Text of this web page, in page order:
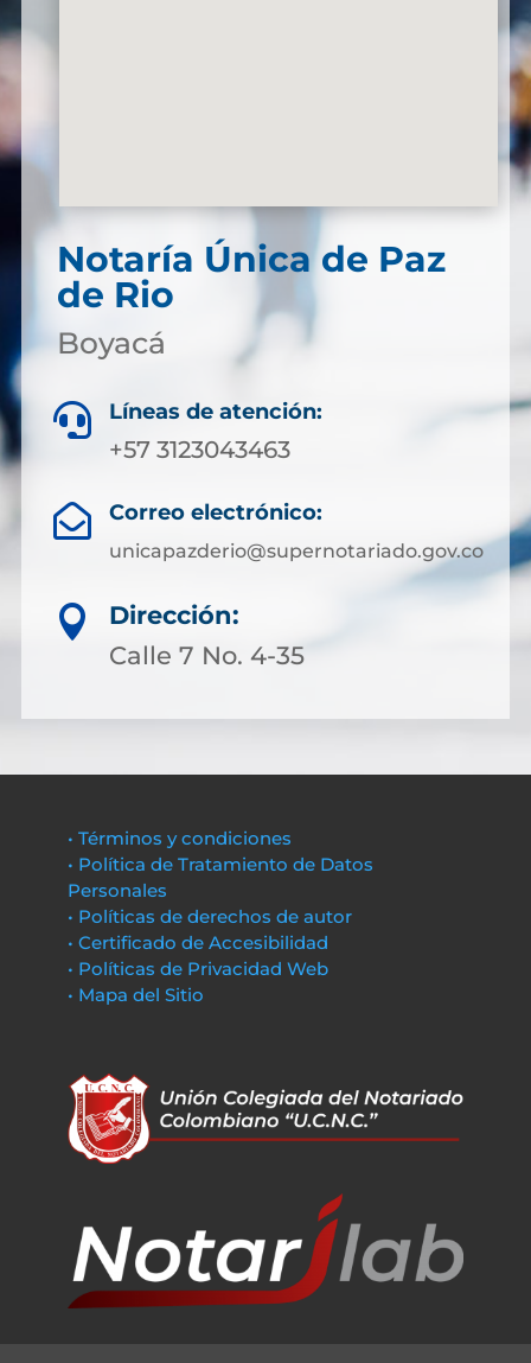
Notaría Única de Paz
de Rio
Boyacá
 Líneas de atención:
+57 3123043463
 Correo electrónico:
unicapazderio@supernotariado.gov.co

Dirección:
Calle 7 No. 4-35
• Términos y condiciones
• Política de Tratamiento de Datos
Personales
• Políticas de derechos de autor
• Certificado de Accesibilidad
• Políticas de Privacidad Web
• Mapa del Sitio